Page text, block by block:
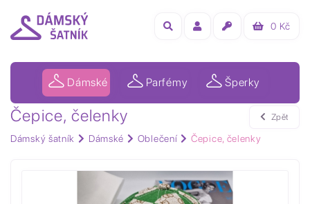
0 Kč
Dámské Parfémy Šperky
Čepice, čelenky
Dámský šatník Dámské Oblečení Čepice, čelenky
Zpět